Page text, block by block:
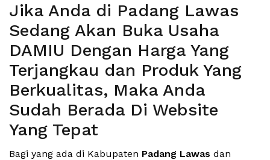
Jika Anda di Padang Lawas
Sedang Akan Buka Usaha
DAMIU Dengan Harga Yang
Terjangkau dan Produk Yang
Berkualitas, Maka Anda
Sudah Berada Di Website
Yang Tepat
Bagi yang ada di Kabupaten Padang Lawas dan